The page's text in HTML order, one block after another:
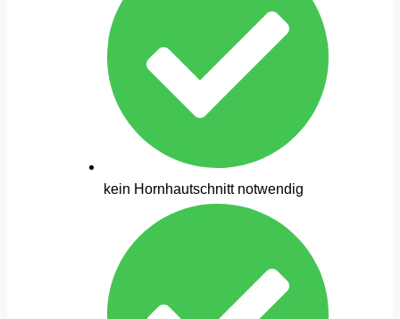
kein Hornhautschnitt notwendig